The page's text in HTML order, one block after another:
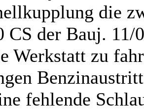
die
CS der Bauj. 11/
Werkstatt zu
fehlende